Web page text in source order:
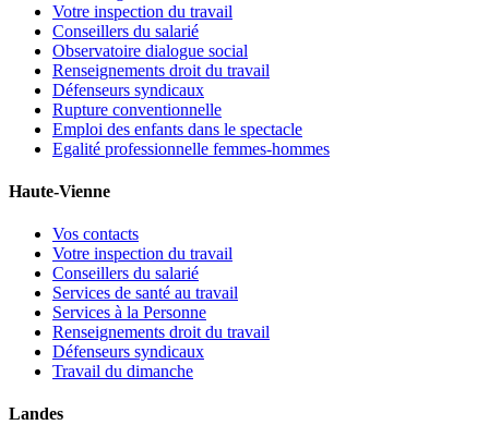
Votre inspection du travail
Conseillers du salarié
Observatoire dialogue social
Renseignements droit du travail
Défenseurs syndicaux
Rupture conventionnelle
Emploi des enfants dans le spectacle
Egalité professionnelle femmes-hommes
Haute-Vienne
Vos contacts
Votre inspection du travail
Conseillers du salarié
Services de santé au travail
Services à la Personne
Renseignements droit du travail
Défenseurs syndicaux
Travail du dimanche
Landes